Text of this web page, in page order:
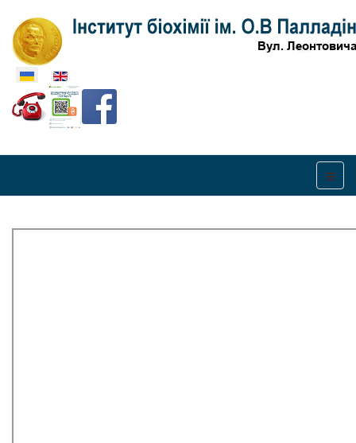
Оберіть свою мову